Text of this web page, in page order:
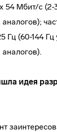
54 Мбит/с
Гц (60-144
идея